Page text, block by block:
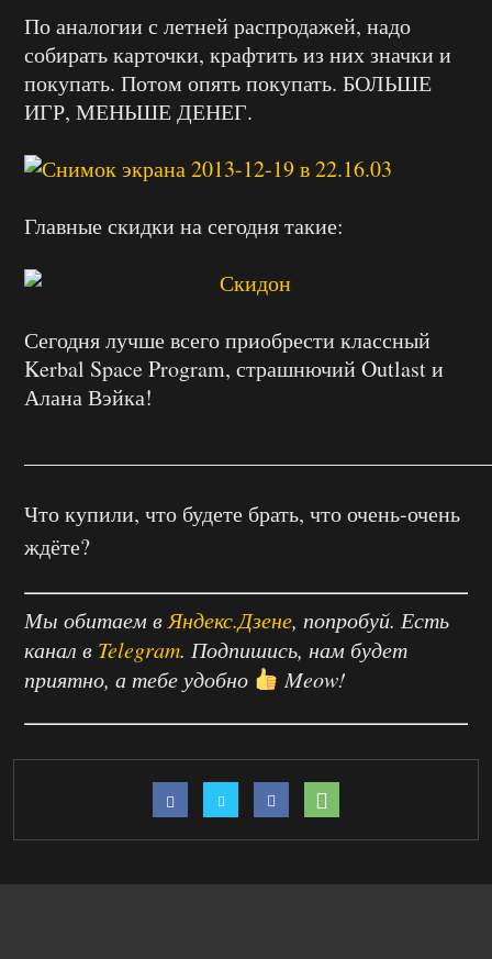
По аналогии с летней распродажей, надо
собирать карточки, крафтить из них значки и
покупать. Потом опять покупать. БОЛЬШЕ
ИГР, МЕНЬШЕ ДЕНЕГ.
Главные скидки на сегодня такие:
Сегодня лучше всего приобрести классный
Kerbal Space Program, страшнючий Outlast и
Алана Вэйка!
Что купили, что будете брать, что очень-очень
ждёте?
Мы обитаем в Яндекс.Дзене, попробуй. Есть
канал в Telegram. Подпишись, нам будет
приятно, а тебе удобно
Meow!